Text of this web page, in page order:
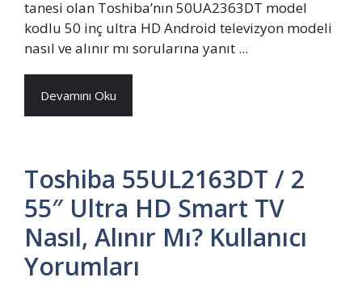
tanesi olan Toshiba’nın 50UA2363DT model
kodlu 50 inç ultra HD Android televizyon modeli
nasıl ve alınır mı sorularına yanıt ...
Devamını Oku
Toshiba 55UL2163DT / 2
55″ Ultra HD Smart TV
Nasıl, Alınır Mı? Kullanıcı
Yorumları